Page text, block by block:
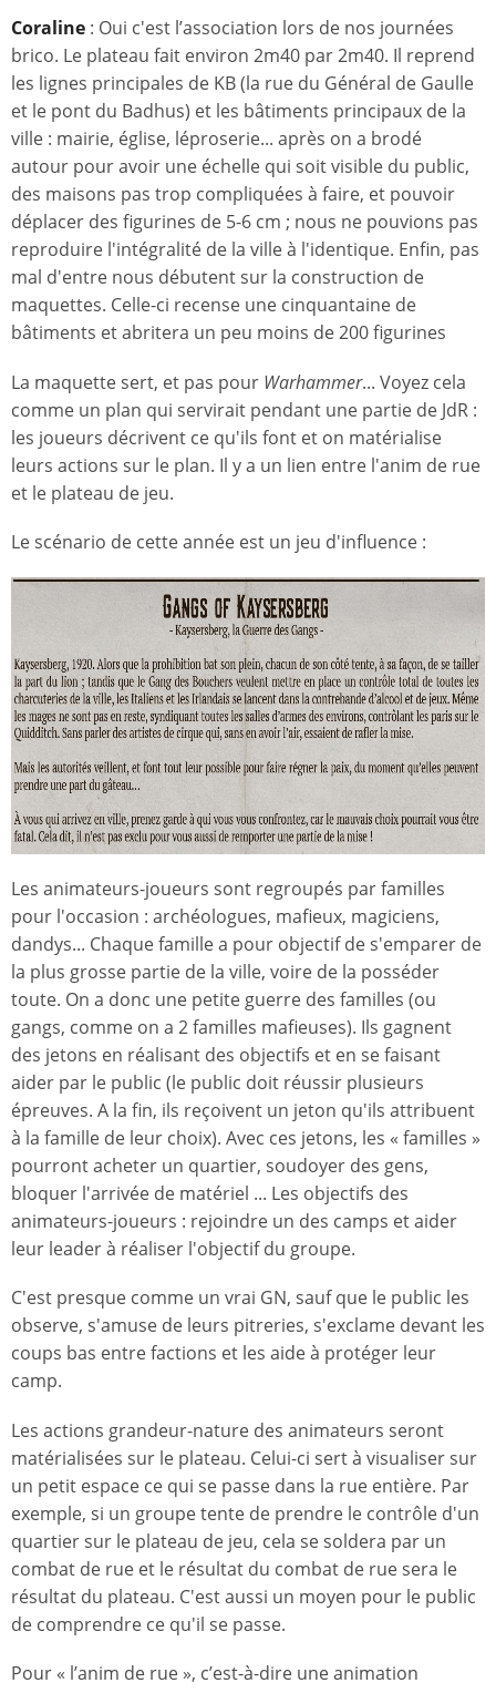
Coraline : Oui c'est l’association lors de nos journées
brico. Le plateau fait environ 2m40 par 2m40. Il reprend
les lignes principales de KB (la rue du Général de Gaulle
et le pont du Badhus) et les bâtiments principaux de la
ville : mairie, église, léproserie... après on a brodé
autour pour avoir une échelle qui soit visible du public,
des maisons pas trop compliquées à faire, et pouvoir
déplacer des figurines de 5-6 cm ; nous ne pouvions pas
reproduire l'intégralité de la ville à l'identique. Enfin, pas
mal d'entre nous débutent sur la construction de
maquettes. Celle-ci recense une cinquantaine de
bâtiments et abritera un peu moins de 200 figurines
La maquette sert, et pas pour Warhammer... Voyez cela
comme un plan qui servirait pendant une partie de JdR :
les joueurs décrivent ce qu'ils font et on matérialise
leurs actions sur le plan. Il y a un lien entre l'anim de rue
et le plateau de jeu.
Le scénario de cette année est un jeu d'influence :
Les animateurs-joueurs sont regroupés par familles
pour l'occasion : archéologues, mafieux, magiciens,
dandys... Chaque famille a pour objectif de s'emparer de
la plus grosse partie de la ville, voire de la posséder
toute. On a donc une petite guerre des familles (ou
gangs, comme on a 2 familles mafieuses). Ils gagnent
des jetons en réalisant des objectifs et en se faisant
aider par le public (le public doit réussir plusieurs
épreuves. A la fin, ils reçoivent un jeton qu'ils attribuent
à la famille de leur choix). Avec ces jetons, les « familles »
pourront acheter un quartier, soudoyer des gens,
bloquer l'arrivée de matériel ... Les objectifs des
animateurs-joueurs : rejoindre un des camps et aider
leur leader à réaliser l'objectif du groupe.
C'est presque comme un vrai GN, sauf que le public les
observe, s'amuse de leurs pitreries, s'exclame devant les
coups bas entre factions et les aide à protéger leur
camp.
Les actions grandeur-nature des animateurs seront
matérialisées sur le plateau. Celui-ci sert à visualiser sur
un petit espace ce qui se passe dans la rue entière. Par
exemple, si un groupe tente de prendre le contrôle d'un
quartier sur le plateau de jeu, cela se soldera par un
combat de rue et le résultat du combat de rue sera le
résultat du plateau. C'est aussi un moyen pour le public
de comprendre ce qu'il se passe.
Pour « l’anim de rue », c’est-à-dire une animation